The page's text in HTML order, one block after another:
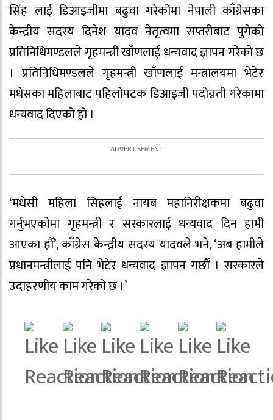
सिंह लाई डिआइजीमा बढुवा गरेकोमा नेपाली काँग्रेसका
केन्द्रीय सदस्य दिनेश यादव नेतृत्वमा सप्तरीबाट पुगेको
प्रतिनिधिमण्डलले गृहमन्त्री खाँणलाई धन्यवाद ज्ञापन गरेको छ
। प्रतिनिधिमण्डलले गृहमन्त्री खाँणलाई मन्त्रालयमा भेटेर
मधेसका महिलाबाट पहिलोपटक डिआइजी पदोन्नती गरेकामा
धन्यवाद दिएको हो ।
‘मधेसी महिला सिंहलाई नायब महानिरीक्षकमा बढुवा
गर्नुभएकोमा गृहमन्त्री र सरकारलाई धन्यवाद दिन हामी
आएका हौँ’, काँग्रेस केन्द्रीय सदस्य यादवले भने, ‘अब हामीले
प्रधानमन्त्रीलाई पनि भेटेर धन्यवाद ज्ञापन गर्छौं । सरकारले
उदाहरणीय काम गरेको छ ।’